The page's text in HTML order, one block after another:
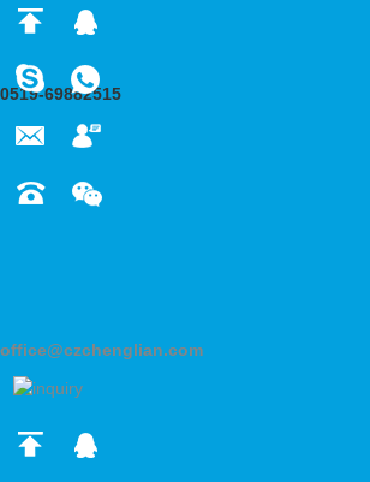
0519-69882515
office@czchenglian.com